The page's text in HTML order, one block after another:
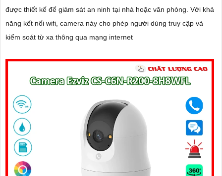
được thiết kế để giám sát an ninh tại nhà hoặc văn phòng. Với khả
năng kết nối wifi, camera này cho phép người dùng truy cập và
kiểm soát từ xa thông qua mạng internet